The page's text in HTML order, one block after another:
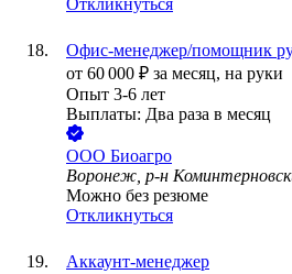
Откликнуться
Офис-менеджер/помощник
от 60 000 ₽ за месяц, на руки
Опыт 3-6 лет
Выплаты: Два раза в месяц
ООО Биоагро
Воронеж, р-н
Можно без резюме
Откликнуться
Аккаунт-менеджер